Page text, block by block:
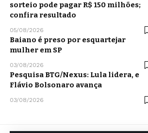
sorteio pode pagar R$ 150 milhões;
confira resultado
05/08/2026
Baiano é preso por esquartejar
mulher em SP
03/08/2026
Pesquisa BTG/Nexus: Lula lidera, e
Flávio Bolsonaro avança
03/08/2026